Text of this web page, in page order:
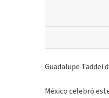
Guadalupe Taddei
México celebró